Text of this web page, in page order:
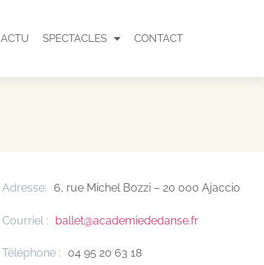
ACTU SPECTACLES CONTACT
Adresse: 6, rue Michel Bozzi – 20 000 Ajaccio
Courriel : ballet@academiededanse.fr
Téléphone : 04 95 20 63 18